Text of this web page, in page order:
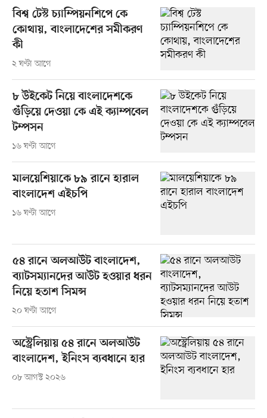
বিশ্ব টেস্ট চ্যাম্পিয়নশিপে কে
কোথায়, বাংলাদেশের সমীকরণ
কী
২ ঘণ্টা আগে
৮ উইকেট নিয়ে বাংলাদেশকে
গুঁড়িয়ে দেওয়া কে এই ক্যাম্পবেল
টম্পসন
১৬ ঘণ্টা আগে
মালয়েশিয়াকে ৮৯ রানে হারাল
বাংলাদেশ এইচপি
১৬ ঘণ্টা আগে
৫৪ রানে অলআউট বাংলাদেশ,
ব্যাটসম্যানদের আউট হওয়ার ধরন
নিয়ে হতাশ সিমন্স
২০ ঘণ্টা আগে
অস্ট্রেলিয়ায় ৫৪ রানে অলআউট
বাংলাদেশ, ইনিংস ব্যবধানে হার
০৮ আগস্ট ২০২৬